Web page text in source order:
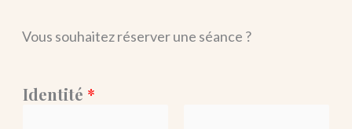
Vous souhaitez réserver une séance ?
Identité *